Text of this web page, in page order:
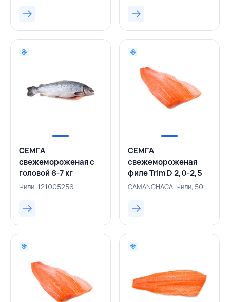
СЕМГА
свежемороженая с
головой 6-7 кг
качество сырья
Чили, 121005256
СЕМГА
свежемороженая
филе Trim D 2,0-2,5
кг вакуумная
СAMANCHACA, ЧИЛИ
СAMANCHACA, Чили, 500000728